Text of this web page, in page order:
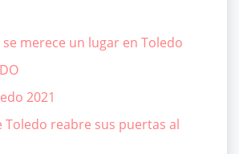
merece un lugar en Toledo
2021
Toledo reabre sus puertas al